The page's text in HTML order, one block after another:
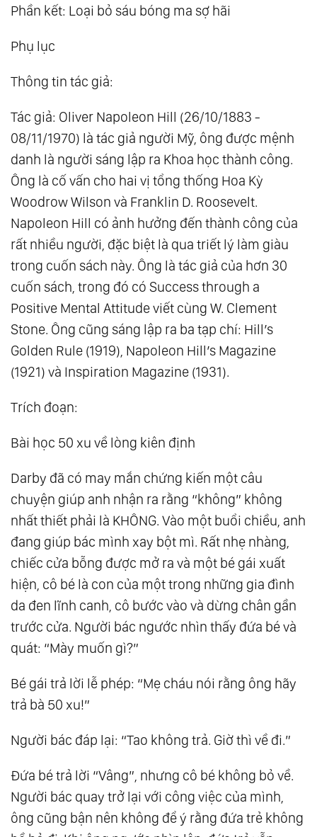
Phần kết: Loại bỏ sáu bóng ma sợ hãi
Phụ lục
Thông tin tác giả:
Tác giả: Oliver Napoleon Hill (26/10/1883 -
08/11/1970) là tác giả người Mỹ, ông được mệnh
danh là người sáng lập ra Khoa học thành công.
Ông là cố vấn cho hai vị tổng thống Hoa Kỳ
Woodrow Wilson và Franklin D. Roosevelt.
Napoleon Hill có ảnh hưởng đến thành công của
rất nhiều người, đặc biệt là qua triết lý làm giàu
trong cuốn sách này. Ông là tác giả của hơn 30
cuốn sách, trong đó có Success through a
Positive Mental Attitude viết cùng W. Clement
Stone. Ông cũng sáng lập ra ba tạp chí: Hill’s
Golden Rule (1919), Napoleon Hill’s Magazine
(1921) và Inspiration Magazine (1931).
Trích đoạn:
Bài học 50 xu về lòng kiên định
Darby đã có may mắn chứng kiến một câu
chuyện giúp anh nhận ra rằng “không” không
nhất thiết phải là KHÔNG. Vào một buổi chiều, anh
đang giúp bác mình xay bột mì. Rất nhẹ nhàng,
chiếc cửa bỗng được mở ra và một bé gái xuất
hiện, cô bé là con của một trong những gia đình
da đen lĩnh canh, cô bước vào và dừng chân gần
trước cửa. Người bác ngước nhìn thấy đứa bé và
quát: “Mày muốn gì?”
Bé gái trả lời lễ phép: “Mẹ cháu nói rằng ông hãy
trả bà 50 xu!”
Người bác đáp lại: “Tao không trả. Giờ thì về đi.”
Đứa bé trả lời “Vâng”, nhưng cô bé không bỏ về.
Người bác quay trở lại với công việc của mình,
ông cũng bận nên không để ý rằng đứa trẻ không